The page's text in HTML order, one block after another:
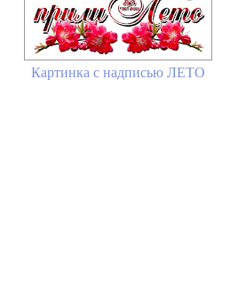
Картинка с надписью ЛЕТО